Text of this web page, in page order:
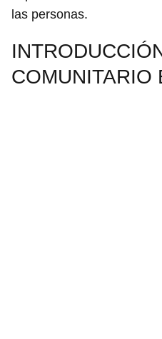
las personas.
COMUNITARIO